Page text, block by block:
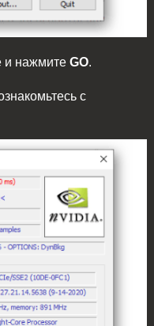
и нажмите GO.
с